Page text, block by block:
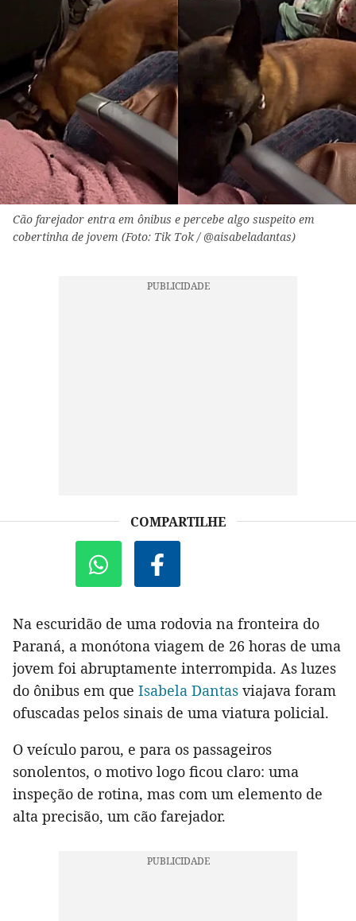
Cão farejador entra em ônibus e percebe algo suspeito em
cobertinha de jovem (Foto: Tik Tok / @aisabeladantas)
COMPARTILHE
Na escuridão de uma rodovia na fronteira do
Paraná, a monótona viagem de 26 horas de uma
jovem foi abruptamente interrompida. As luzes
do ônibus em que Isabela Dantas viajava foram
ofuscadas pelos sinais de uma viatura policial.
O veículo parou, e para os passageiros
sonolentos, o motivo logo ficou claro: uma
inspeção de rotina, mas com um elemento de
alta precisão, um cão farejador.